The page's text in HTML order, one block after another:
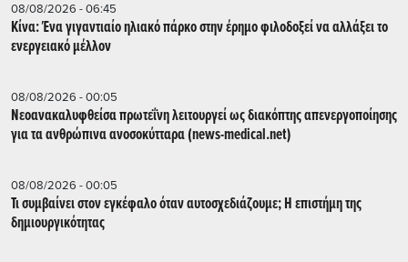
08/08/2026 - 06:45
Κίνα: Ένα γιγαντιαίο ηλιακό πάρκο στην έρημο φιλοδοξεί να αλλάξει το
ενεργειακό μέλλον
08/08/2026 - 00:05
Νεοανακαλυφθείσα πρωτεΐνη λειτουργεί ως διακόπτης απενεργοποίησης
για τα ανθρώπινα ανοσοκύτταρα (news-medical.net)
08/08/2026 - 00:05
Τι συμβαίνει στον εγκέφαλο όταν αυτοσχεδιάζουμε; Η επιστήμη της
δημιουργικότητας